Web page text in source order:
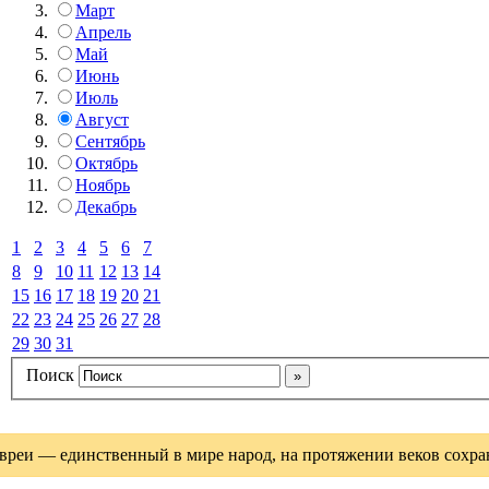
Март
Апрель
Май
Июнь
Июль
Август
Сентябрь
Октябрь
Ноябрь
Декабрь
1 2 3 4 5 6
7
8
9 10 11 12 13 14
15 16 17 18 19 20 21
22 23 24 25 26 27 28
29 30 31
Поиск
— единственный в мире народ, на протяжении веков